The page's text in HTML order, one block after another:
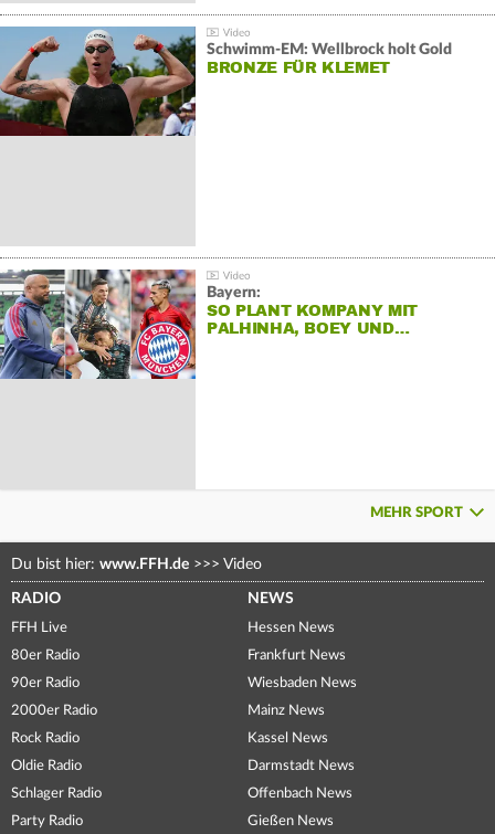
Schwimm-EM: Wellbrock holt Gold
BRONZE FÜR KLEMET
Bayern:
SO PLANT KOMPANY MIT
PALHINHA, BOEY UND…
MEHR SPORT
Du bist hier: www.FFH.de >>> Video
RADIO
FFH Live
80er Radio
90er Radio
2000er Radio
Rock Radio
Oldie Radio
Schlager Radio
Party Radio
NEWS
Hessen News
Frankfurt News
Wiesbaden News
Mainz News
Kassel News
Darmstadt News
Offenbach News
Gießen News